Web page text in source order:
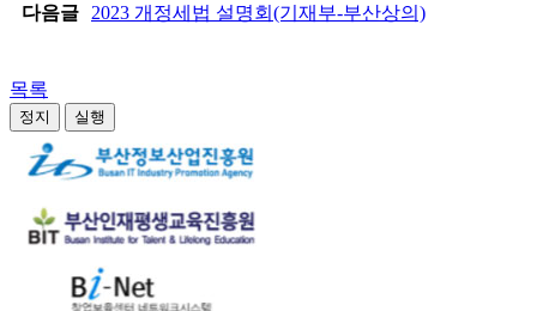
다음글
2023 개정세법 설명회(기재부-부산상의)
목록
정지 실행